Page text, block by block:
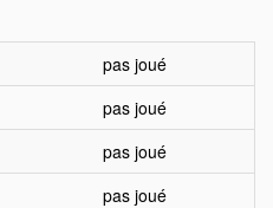
pas joué
pas joué
pas joué
pas joué